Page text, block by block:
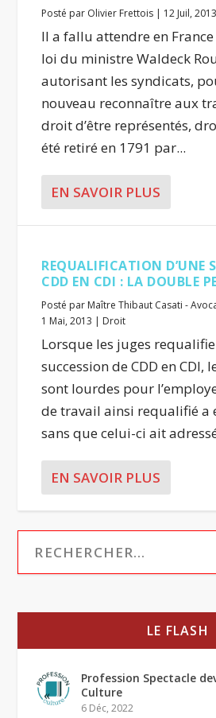
Posté par Olivier Frettois | 12 Juil, 2013
Il a fallu attendre en France
loi du ministre Waldeck
autorisant les syndicats,
nouveau reconnaître aux
droit d’être représentés,
été retiré en 1791 par...
EN SAVOIR PLUS
REQUALIFICATION D’UNE
CDD EN CDI : LA DOUBLE
Posté par Maître Thibaut Casati -
1 Mai, 2013 | Droit
Lorsque les juges
succession de CDD en CDI,
sont lourdes pour
de travail ainsi requalifié a
sans que celui-ci ait
EN SAVOIR PLUS
LE FLASH
Profession Spectacle
Culture
6 Déc, 2022